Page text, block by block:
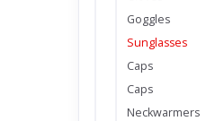
Goggles
Sunglasses
Caps
Caps
Neckwarmers